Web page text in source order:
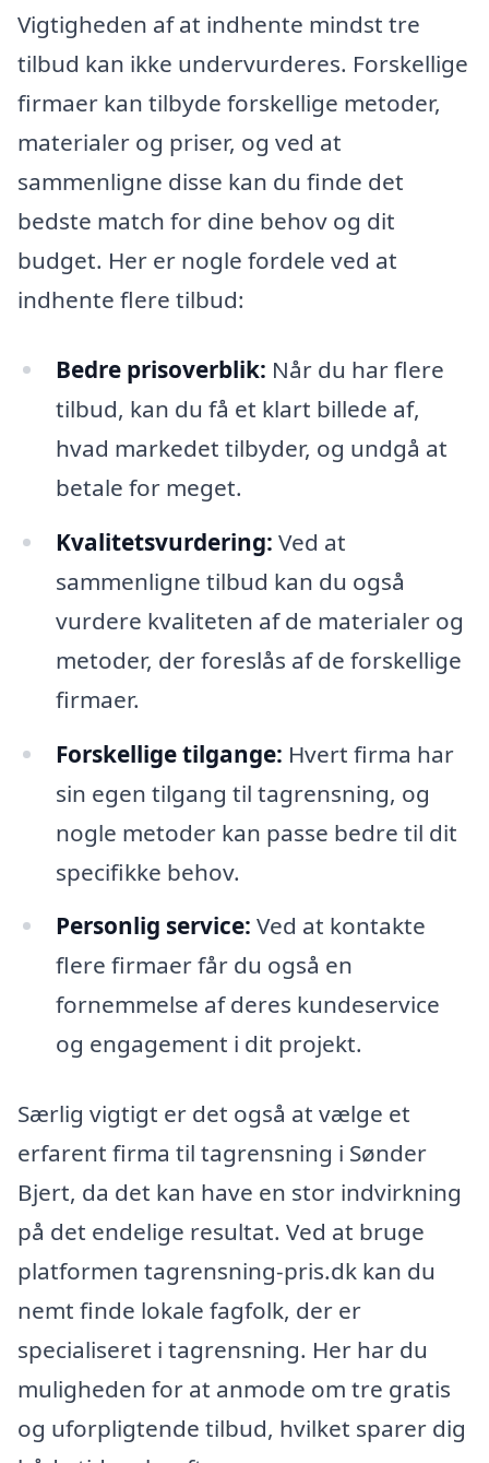
Vigtigheden af at indhente mindst tre
tilbud kan ikke undervurderes. Forskellige
firmaer kan tilbyde forskellige metoder,
materialer og priser, og ved at
sammenligne disse kan du finde det
bedste match for dine behov og dit
budget. Her er nogle fordele ved at
indhente flere tilbud:
Bedre prisoverblik: Når du har flere
tilbud, kan du få et klart billede af,
hvad markedet tilbyder, og undgå at
betale for meget.
Kvalitetsvurdering: Ved at
sammenligne tilbud kan du også
vurdere kvaliteten af de materialer og
metoder, der foreslås af de forskellige
firmaer.
Forskellige tilgange: Hvert firma har
sin egen tilgang til tagrensning, og
nogle metoder kan passe bedre til dit
specifikke behov.
Personlig service: Ved at kontakte
flere firmaer får du også en
fornemmelse af deres kundeservice
og engagement i dit projekt.
Særlig vigtigt er det også at vælge et
erfarent firma til tagrensning i Sønder
Bjert, da det kan have en stor indvirkning
på det endelige resultat. Ved at bruge
platformen tagrensning-pris.dk kan du
nemt finde lokale fagfolk, der er
specialiseret i tagrensning. Her har du
muligheden for at anmode om tre gratis
og uforpligtende tilbud, hvilket sparer dig